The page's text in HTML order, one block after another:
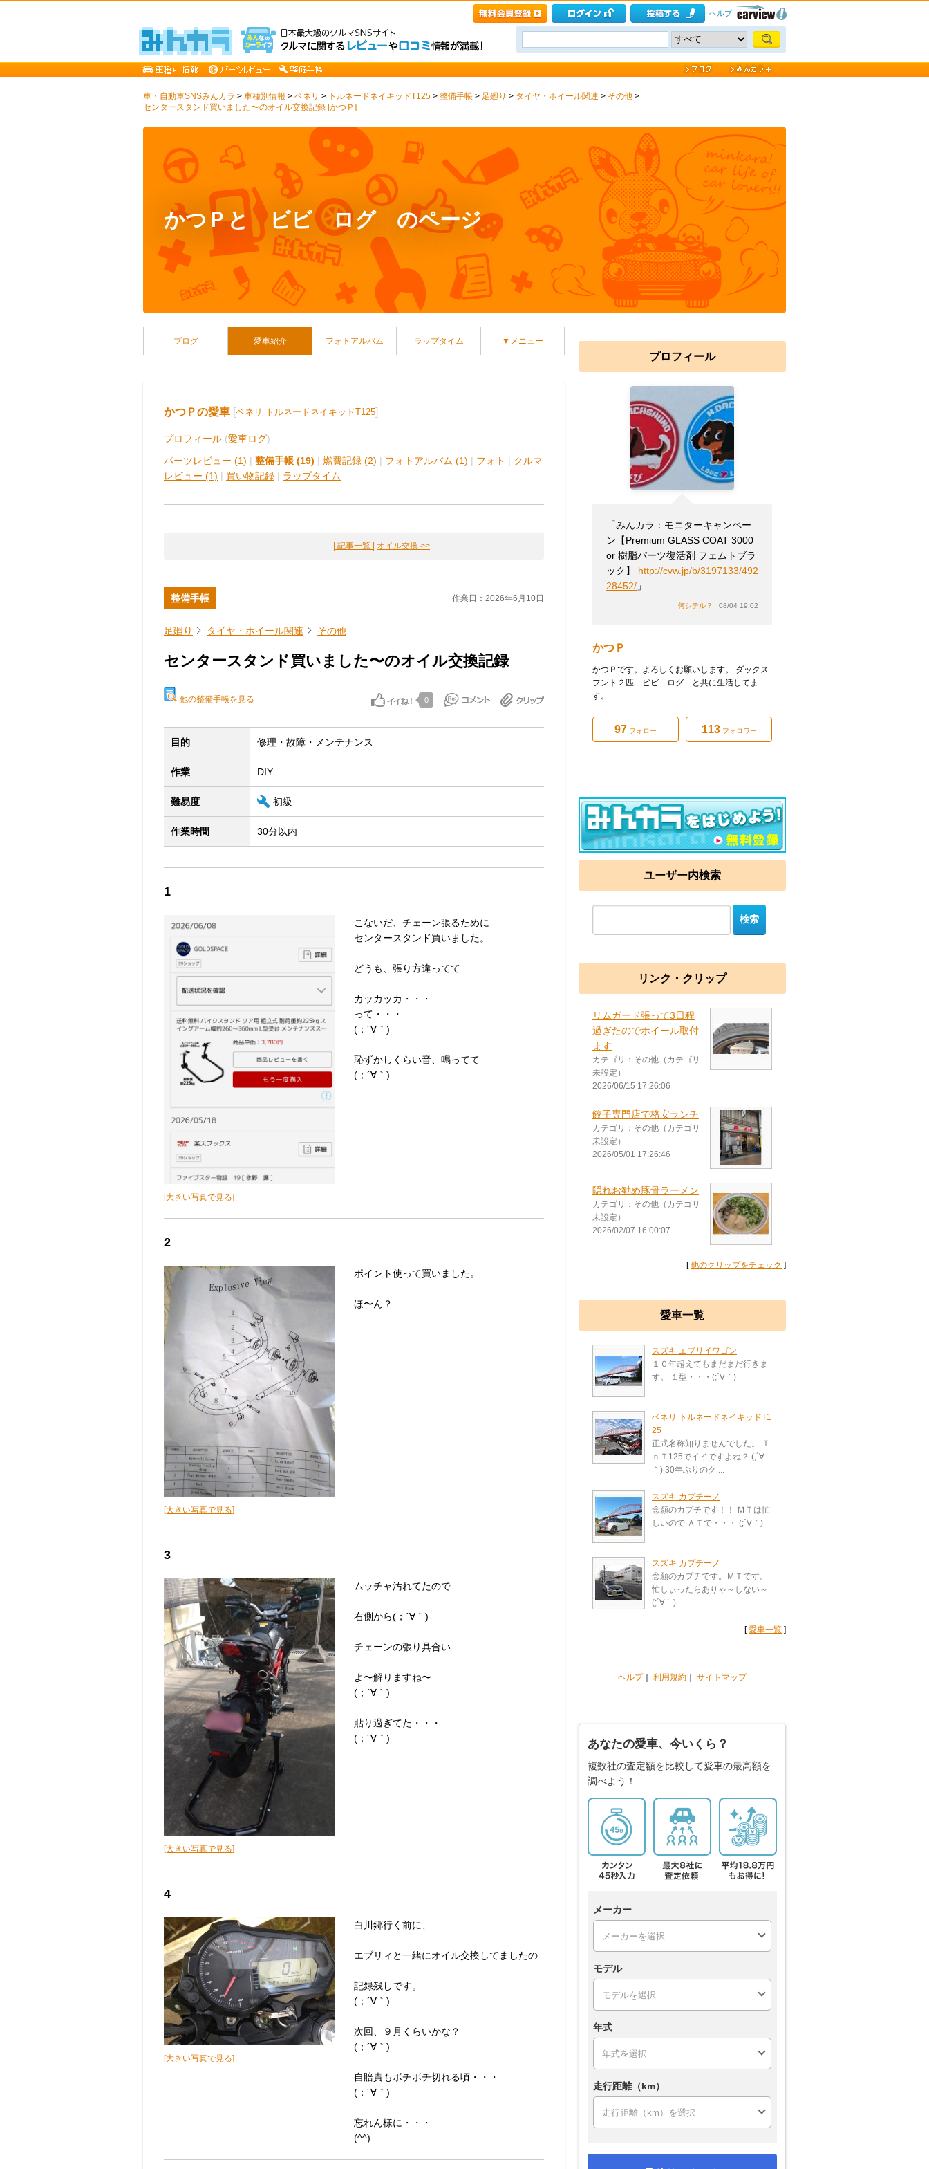
ヘルプ
車・自動車SNSみんカラ > 車種別情報 > ベネリ > トルネードネイキッドT125 > 整備手帳 > 足廻り > タイヤ・ホイール関連 > その他 >
センタースタンド買いました〜のオイル交換記録 [かつＰ]
かつＰと ビビ ログ のページ
ブログ 愛車紹介 フォトアルバム ラップタイム ▼メニュー
かつＰの愛車 [ベネリ トルネードネイキッドT125]
プロフィール (愛車ログ)
パーツレビュー (1) | 整備手帳 (19) | 燃費記録 (2) | フォトアルバム (1) | フォト | クルマ
レビュー (1) | 買い物記録 | ラップタイム
| 記事一覧 | オイル交換 >>
整備手帳 作業日：2026年6月10日
足廻り タイヤ・ホイール関連 その他
センタースタンド買いました〜のオイル交換記録
他の整備手帳を見る 0
目的 修理・故障・メンテナンス
作業 DIY
難易度 初級
作業時間 30分以内
1
[大きい写真で見る]
こないだ、チェーン張るために
センタースタンド買いました。
どうも、張り方違ってて
カッカッカ・・・
って・・・
(；´∀｀)
恥ずかしくらい音、鳴ってて
(；´∀｀)
2
[大きい写真で見る]
ポイント使って買いました。
ほ〜ん？
3
[大きい写真で見る]
ムッチャ汚れてたので
右側から(；´∀｀)
チェーンの張り具合い
よ〜解りますね〜
(；´∀｀)
貼り過ぎてた・・・
(；´∀｀)
4
[大きい写真で見る]
白川郷行く前に、
エブリィと一緒にオイル交換してましたの
記録残しです。
(；´∀｀)
次回、９月くらいかな？
(；´∀｀)
自賠責もボチボチ切れる頃・・・
(；´∀｀)
忘れん様に・・・
(^^)
プロフィール
「みんカラ：モニターキャンペー
ン【Premium GLASS COAT 3000
or 樹脂パーツ復活剤 フェムトブラ
ック】 http://cvw.jp/b/3197133/492
28452/ 」
何シテル？ 08/04 19:02
かつＰ
かつＰです。よろしくお願いします。 ダックス
フント２匹 ビビ ログ と共に生活してま
す。
97 フォロー 113フォロワー
ユーザー内検索
リンク・クリップ
リムガード張って3日程
過ぎたのでホイール取付
ます
カテゴリ：その他（カテゴリ
未設定）
2026/06/15 17:26:06
餃子専門店で格安ランチ
カテゴリ：その他（カテゴリ
未設定）
2026/05/01 17:26:46
隠れお勧め豚骨ラーメン
カテゴリ：その他（カテゴリ
未設定）
2026/02/07 16:00:07
[他のクリップをチェック ]
愛車一覧
スズキ エブリイワゴン
１０年超えてもまだまだ行きま
す。 １型・・・(;´∀｀)
ベネリ トルネードネイキッドT1
25
正式名称知りませんでした。 Ｔ
ｎＴ125でイイですよね？ (;´∀
｀) 30年ぶりのク ...
スズキ カプチーノ
念願のカプチです！！ ＭＴは忙
しいので ＡＴで・・・ (;´∀｀)
スズキ カプチーノ
念願のカプチです。ＭＴです。
忙しぃったらありゃ～しない～
(;´∀｀)
[愛車一覧 ]
ヘルプ｜ 利用規約 サイトマップ
あなたの愛車、今いくら？
複数社の査定額を比較して愛車の最高額を
調べよう！
メーカー
モデル
年式
走行距離（km）